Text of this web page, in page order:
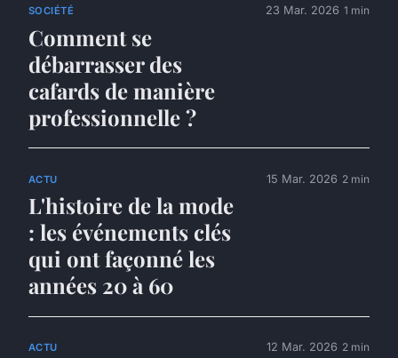
SOCIÉTÉ
Comment se
débarrasser des
cafards de manière
professionnelle ?
23 Mar. 2026 1 min
ACTU
L'histoire de la mode
: les événements clés
qui ont façonné les
années 20 à 60
15 Mar. 2026 2 min
ACTU 12 Mar. 2026 2 min